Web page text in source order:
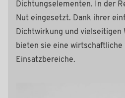
Dichtungselementen. In der
Nut eingesetzt. Dank ihrer
Dichtwirkung und vielseitigen
bieten sie eine wirtschaftliche
Einsatzbereiche.